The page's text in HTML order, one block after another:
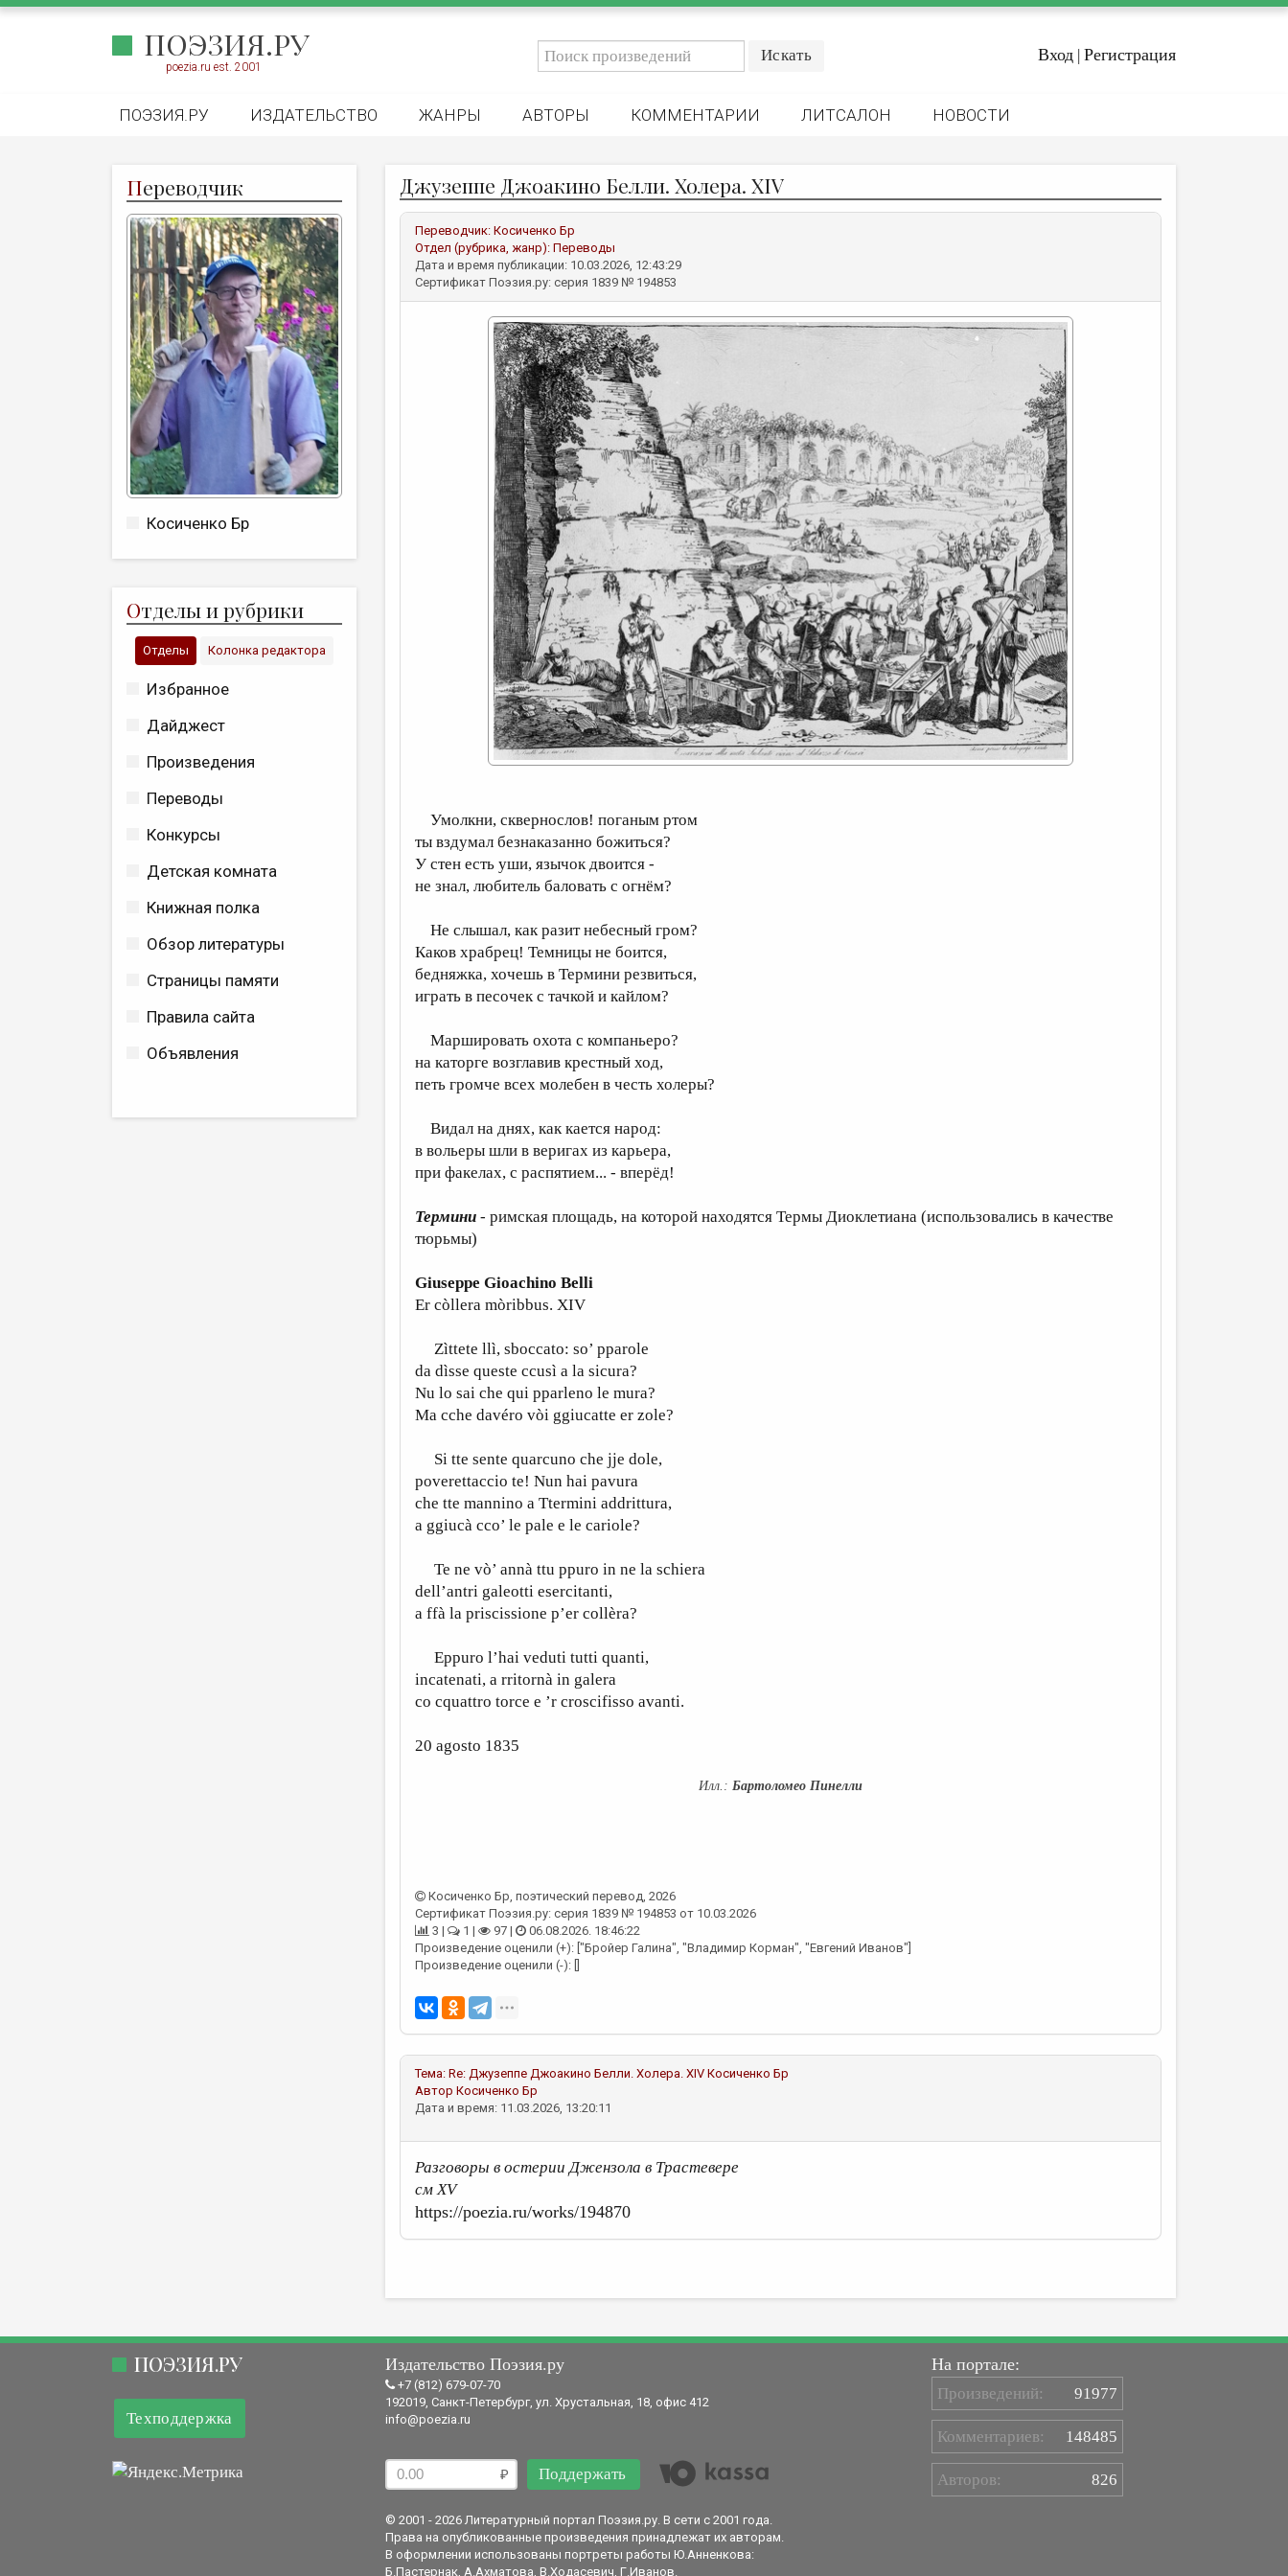
ПОЭЗИЯ.РУ
poezia.ru est. 2001
Вход | Регистрация
ПОЭЗИЯ.РУ ИЗДАТЕЛЬСТВО ЖАНРЫ АВТОРЫ КОММЕНТАРИИ ЛИТСАЛОН НОВОСТИ
Переводчик
Косиченко Бр
Отделы и рубрики
Отделы Колонка редактора
Избранное
Дайджест
Произведения
Переводы
Конкурсы
Детская комната
Книжная полка
Обзор литературы
Страницы памяти
Правила сайта
Объявления
Джузеппе Джоакино Белли. Холера. XIV
Переводчик: Косиченко Бр
Отдел (рубрика, жанр): Переводы
Дата и время публикации: 10.03.2026, 12:43:29
Сертификат Поэзия.ру: серия 1839 № 194853
Умолкни, сквернослов! поганым ртом
ты вздумал безнаказанно божиться?
У стен есть уши, язычок двоится -
не знал, любитель баловать с огнём?
Не слышал, как разит небесный гром?
Каков храбрец! Темницы не боится,
бедняжка, хочешь в Термини резвиться,
играть в песочек с тачкой и кайлом?
Маршировать охота с компаньеро?
на каторге возглавив крестный ход,
петь громче всех молебен в честь холеры?
Видал на днях, как кается народ:
в вольеры шли в веригах из карьера,
при факелах, с распятием... - вперёд!
Термини - римская площадь, на которой находятся Термы Диоклетиана (использовались в качестве
тюрьмы)
Giuseppe Gioachino Belli
Er còllera mòribbus. XIV
Zìttete llì, sboccato: so’ pparole
da dìsse queste ccusì a la sicura?
Nu lo sai che qui pparleno le mura?
Ma cche davéro vòi ggiucatte er zole?
Si tte sente quarcuno che jje dole,
poverettaccio te! Nun hai pavura
che tte mannino a Ttermini addrittura,
a ggiucà cco’ le pale e le cariole?
Te ne vò’ annà ttu ppuro in ne la schiera
dell’antri galeotti esercitanti,
a ffà la priscissione p’er collèra?
Eppuro l’hai veduti tutti quanti,
incatenati, a rritornà in galera
co cquattro torce e ’r croscifisso avanti.
20 agosto 1835
Бартоломео Пинелли
Косиченко Бр , поэтический перевод, 2026
Сертификат Поэзия.ру: серия 1839 № 194853 от 10.03.2026
3 |
1 | 97 |
06.08.2026. 18:46:22
Произведение оценили (+): ["Бройер Галина", "Владимир Корман", "Евгений Иванов"]
Произведение оценили (-): []
Тема: Re: Джузеппе Джоакино Белли. Холера. XIV Косиченко Бр
Автор Косиченко Бр
Дата и время: 11.03.2026, 13:20:11
Разговоры в остерии Джензола в Трастевере
см XV
https://poezia.ru/works/194870
ПОЭЗИЯ.РУ
Техподдержка
Издательство Поэзия.ру
+7 (812) 679-07-70
192019, Санкт-Петербург, ул. Хрустальная, 18, офис 412
info@poezia.ru
Поддержать
© 2001 - 2026 Литературный портал Поэзия.ру. В сети с 2001 года.
Права на опубликованные произведения принадлежат их авторам.
В оформлении использованы портреты работы Ю.Анненкова:
Б.Пастернак, А.Ахматова, В.Ходасевич, Г.Иванов.
На портале:
Произведений: 91977
Комментариев: 148485
Авторов: 826